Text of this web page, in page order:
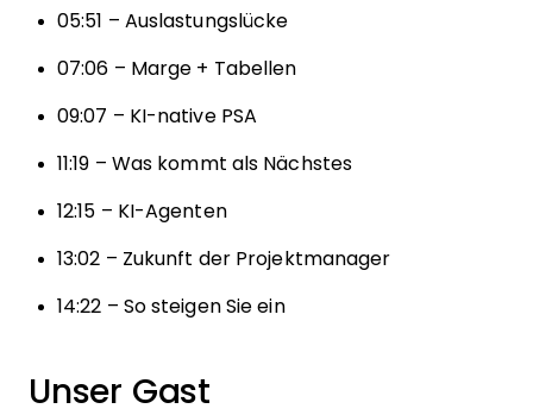
05:51 – Auslastungslücke
07:06 – Marge + Tabellen
09:07 – KI-native PSA
11:19 – Was kommt als Nächstes
12:15 – KI-Agenten
13:02 – Zukunft der Projektmanager
14:22 – So steigen Sie ein
Unser Gast